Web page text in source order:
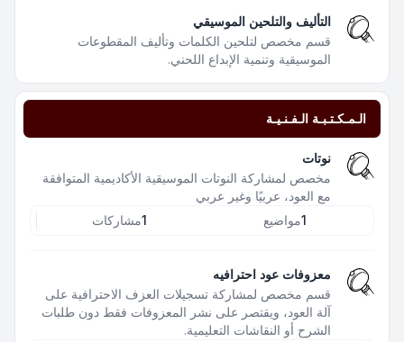
التأليف والتلحين الموسيقي
قسم مخصص لتلحين الكلمات وتأليف المقطوعات
الموسيقية وتنمية الإبداع اللحني.
الـمـكـتـبـة الـفـنـيـة
نوتات
مخصص لمشاركة النوتات الموسيقية الأكاديمية المتوافقة
مع العود، عربيًا وغير عربي
1مواضيع 1مشاركات
معزوفات عود احترافيه
قسم مخصص لمشاركة تسجيلات العزف الاحترافية على
آلة العود، ويقتصر على نشر المعزوفات فقط دون طلبات
الشرح أو النقاشات التعليمية.